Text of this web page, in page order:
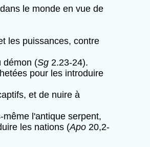
le monde en vue de
les puissances, contre
démon (Sg 2.23-24).
pour les introduire
et de nuire à
l'antique serpent,
les nations (Apo20,2-